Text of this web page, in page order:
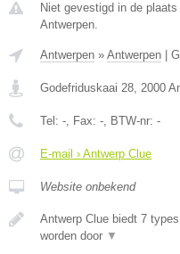
Niet gevestigd in de
Antwerpen.
Antwerpen » Antwerpen
Godefriduskaai 28, 2000
Tel: -, Fax: -, BTW-nr: -
E-mail › Antwerp Clue
Website onbekend
Antwerp Clue biedt 7
worden door ▼